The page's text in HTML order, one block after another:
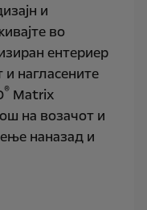
и
во
ентериер
и нагласените
®Matrix
на возачот и
наназад и